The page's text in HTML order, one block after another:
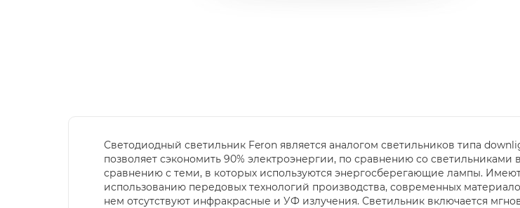
Светодиодный светильник Feron является аналогом светильников типа
позволяет сэкономить 90% электроэнергии, по сравнению со светильниками
сравнению с теми, в которых используются энергосберегающие лампы.
использованию передовых технологий производства, современных
нем отсутствуют инфракрасные и УФ излучения. Светильник включается